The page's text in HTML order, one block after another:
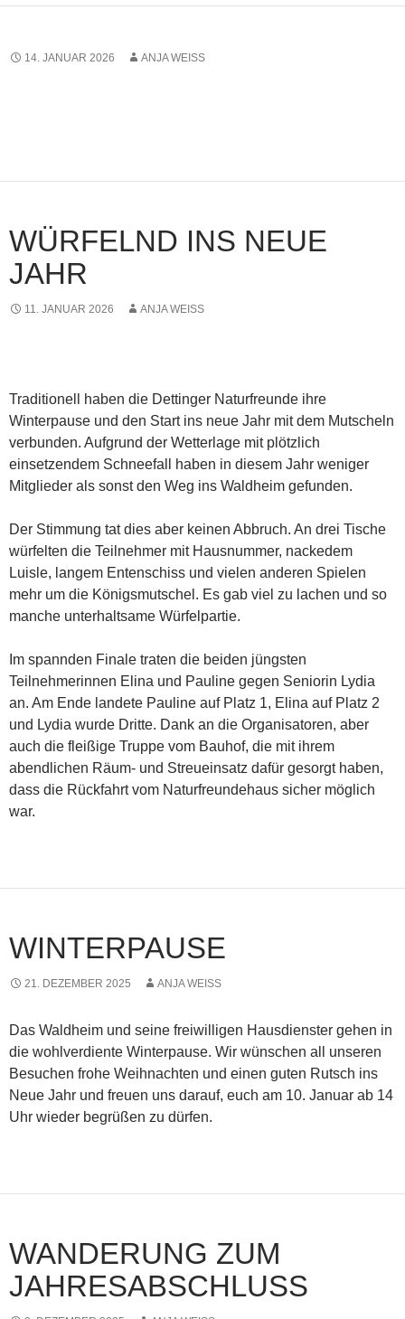
14. JANUAR 2026 ANJA WEISS
WÜRFELND INS NEUE
JAHR
11. JANUAR 2026 ANJA WEISS
Traditionell haben die Dettinger Naturfreunde ihre
Winterpause und den Start ins neue Jahr mit dem Mutscheln
verbunden. Aufgrund der Wetterlage mit plötzlich
einsetzendem Schneefall haben in diesem Jahr weniger
Mitglieder als sonst den Weg ins Waldheim gefunden.
Der Stimmung tat dies aber keinen Abbruch. An drei Tische
würfelten die Teilnehmer mit Hausnummer, nackedem
Luisle, langem Entenschiss und vielen anderen Spielen
mehr um die Königsmutschel. Es gab viel zu lachen und so
manche unterhaltsame Würfelpartie.
Im spannden Finale traten die beiden jüngsten
Teilnehmerinnen Elina und Pauline gegen Seniorin Lydia
an. Am Ende landete Pauline auf Platz 1, Elina auf Platz 2
und Lydia wurde Dritte. Dank an die Organisatoren, aber
auch die fleißige Truppe vom Bauhof, die mit ihrem
abendlichen Räum- und Streueinsatz dafür gesorgt haben,
dass die Rückfahrt vom Naturfreundehaus sicher möglich
war.
WINTERPAUSE
21. DEZEMBER 2025 ANJA WEISS
Das Waldheim und seine freiwilligen Hausdienster gehen in
die wohlverdiente Winterpause. Wir wünschen all unseren
Besuchen frohe Weihnachten und einen guten Rutsch ins
Neue Jahr und freuen uns darauf, euch am 10. Januar ab 14
Uhr wieder begrüßen zu dürfen.
WANDERUNG ZUM
JAHRESABSCHLUSS